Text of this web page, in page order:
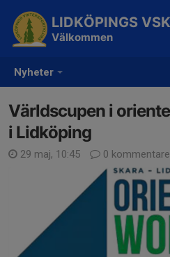
Nyheter
LIDKÖPINGS VSK
Välkommen
Världscupen i
i Lidköping
29 maj, 10:45 0